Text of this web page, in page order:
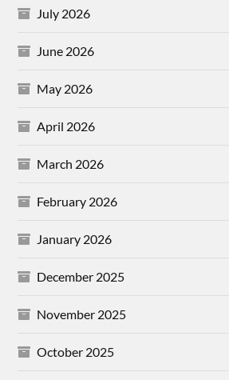
July 2026
June 2026
May 2026
April 2026
March 2026
February 2026
January 2026
December 2025
November 2025
October 2025